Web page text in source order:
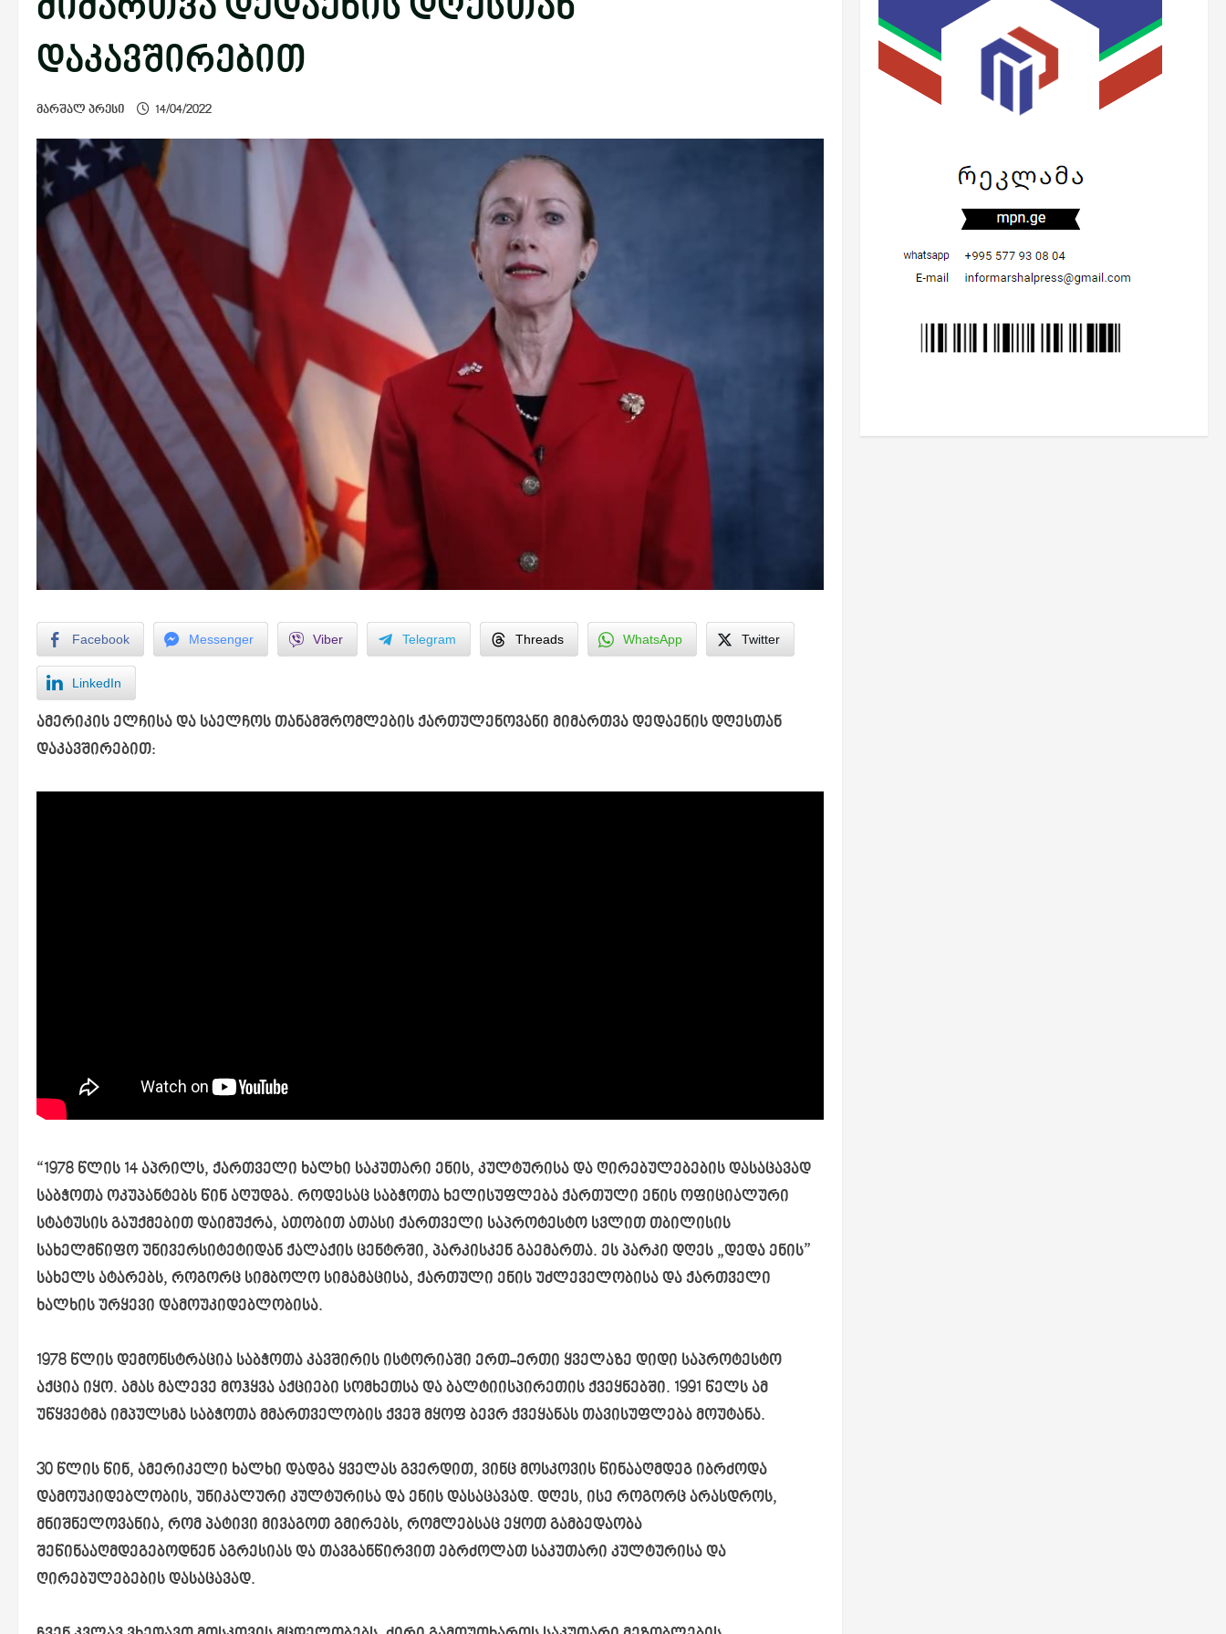
მიმართვა დედაენის დღესთან
დაკავშირებით
მარშალ პრესი 14/04/2022
Facebook Messenger Viber Telegram Threads WhatsApp Twitter
LinkedIn
ამერიკის ელჩისა და საელჩოს თანამშრომლების ქართულენოვანი მიმართვა დედაენის დღესთან
დაკავშირებით:
“1978 წლის 14 აპრილს, ქართველი ხალხი საკუთარი ენის, კულტურისა და ღირებულებების დასაცავად
საბჭოთა ოკუპანტებს წინ აღუდგა. როდესაც საბჭოთა ხელისუფლება ქართული ენის ოფიციალური
სტატუსის გაუქმებით დაიმუქრა, ათობით ათასი ქართველი საპროტესტო სვლით თბილისის
სახელმწიფო უნივერსიტეტიდან ქალაქის ცენტრში, პარკისკენ გაემართა. ეს პარკი დღეს „დედა ენის”
სახელს ატარებს, როგორც სიმბოლო სიმამაცისა, ქართული ენის უძლეველობისა და ქართველი
ხალხის ურყევი დამოუკიდებლობისა.
1978 წლის დემონსტრაცია საბჭოთა კავშირის ისტორიაში ერთ-ერთი ყველაზე დიდი საპროტესტო
აქცია იყო. ამას მალევე მოჰყვა აქციები სომხეთსა და ბალტიისპირეთის ქვეყნებში. 1991 წელს ამ
უწყვეტმა იმპულსმა საბჭოთა მმართველობის ქვეშ მყოფ ბევრ ქვეყანას თავისუფლება მოუტანა.
30 წლის წინ, ამერიკელი ხალხი დადგა ყველას გვერდით, ვინც მოსკოვის წინააღმდეგ იბრძოდა
დამოუკიდებლობის, უნიკალური კულტურისა და ენის დასაცავად. დღეს, ისე როგორც არასდროს,
მნიშნელოვანია, რომ პატივი მივაგოთ გმირებს, რომლებსაც ეყოთ გამბედაობა
შეწინააღმდეგებოდნენ აგრესიას და თავგანწირვით ებრძოლათ საკუთარი კულტურისა და
ღირებულებების დასაცავად.